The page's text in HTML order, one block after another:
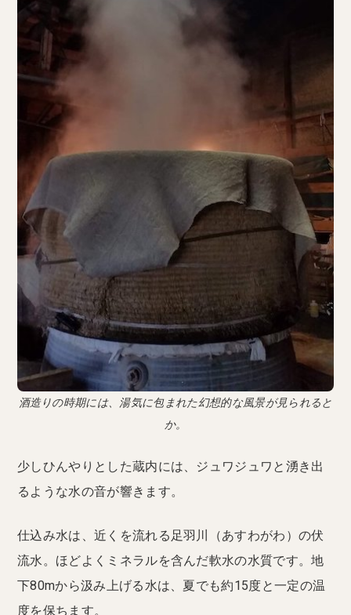
酒造りの時期には、湯気に包まれた幻想的な風景が見られると
か。
少しひんやりとした蔵内には、ジュワジュワと湧き出
るような水の音が響きます。
仕込み水は、近くを流れる足羽川（あすわがわ）の伏
流水。ほどよくミネラルを含んだ軟水の水質です。地
下80mから汲み上げる水は、夏でも約15度と一定の温
度を保ちます。